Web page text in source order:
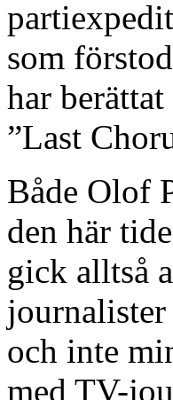
som
har
”Last
Både Olof
den här
gick alltså
journalister
och inte
med TV-